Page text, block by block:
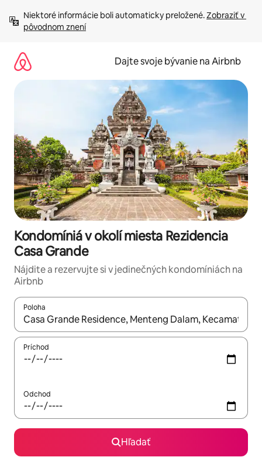
obsah.
Niektoré informácie boli automaticky preložené. Zobraziť v
pôvodnom znení
Dajte svoje bývanie na Airbnb
Kondomíniá v okolí miesta Rezidencia
Casa Grande
Nájdite a rezervujte si v jedinečných kondomíniách na
Airbnb
Poloha
Keď budú výsledky k dispozícii, môžete si ich prechádzať
Príchod
Odchod
Hľadať